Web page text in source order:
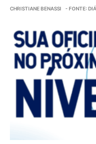
CHRISTIANE BENASSI - FONTE: